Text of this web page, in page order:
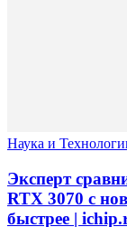
Наука и
Эксперт
RTX 3070 с
быстрее |